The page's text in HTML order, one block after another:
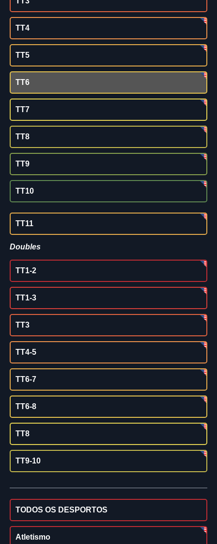
TT4
TT5
TT6
TT7
TT8
TT9
TT10
TT11
Doubles
TT1-2
TT1-3
TT3
TT4-5
TT6-7
TT6-8
TT8
TT9-10
TODOS OS DESPORTOS
Atletismo